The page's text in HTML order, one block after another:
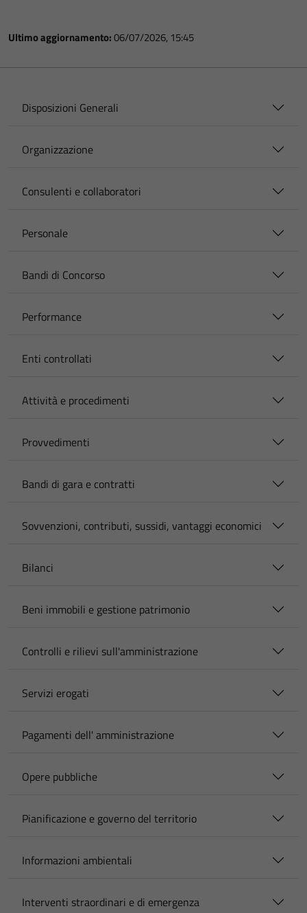
Ultimo aggiornamento:06/07/2026, 15:45
Disposizioni Generali
Organizzazione
Consulenti e collaboratori
Personale
Bandi di Concorso
Performance
Enti controllati
Attività e procedimenti
Provvedimenti
Bandi di gara e contratti
Sovvenzioni, contributi, sussidi, vantaggi economici
Bilanci
Beni immobili e gestione patrimonio
Controlli e rilievi sull'amministrazione
Servizi erogati
Pagamenti dell' amministrazione
Opere pubbliche
Pianificazione e governo del territorio
Informazioni ambientali
Interventi straordinari e di emergenza